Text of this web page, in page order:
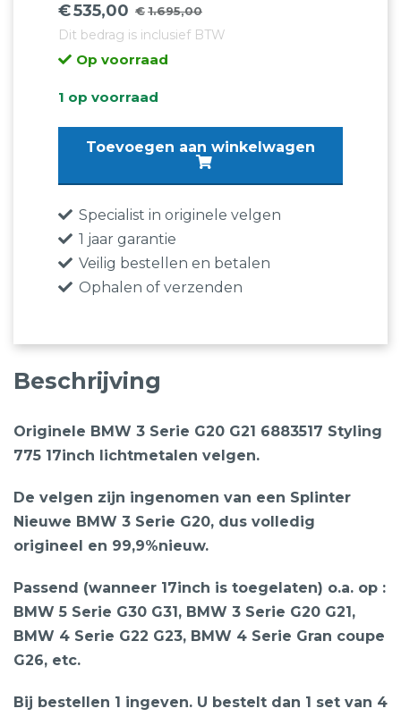
€1.695,00
Oorspronkelijke
prijs
was:
€1.695,00.
€535,00
Huidige
prijs
is:
€535,00.
Dit bedrag is inclusief BTW
Op voorraad
1 op voorraad
Originele
3
Serie
G20
G21
6883517
lichtmetalen
aantal
Toevoegen aan winkelwagen
Specialist in originele velgen
1 jaar garantie
Veilig bestellen en betalen
Ophalen of verzenden
Beschrijving
Originele BMW 3 Serie G20 G21 6883517 Styling
775 17inch lichtmetalen velgen.
De velgen zijn ingenomen van een Splinter
Nieuwe BMW 3 Serie G20, dus volledig
origineel en 99,9%nieuw.
Passend (wanneer 17inch is toegelaten) o.a. op :
BMW 5 Serie G30 G31, BMW 3 Serie G20 G21,
BMW 4 Serie G22 G23, BMW 4 Serie Gran coupe
G26, etc.
Bij bestellen 1 ingeven. U bestelt dan 1 set van 4